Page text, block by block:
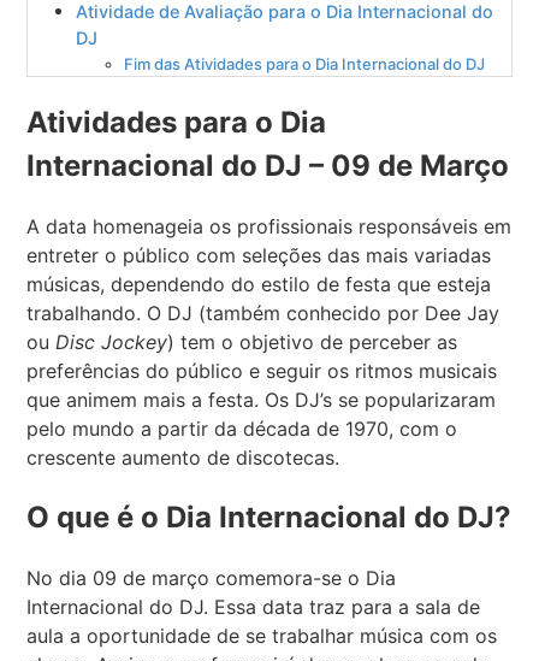
Atividade de Avaliação para o Dia Internacional do
DJ
Fim das Atividades para o Dia Internacional do DJ
Atividades para o Dia
Internacional do DJ – 09 de Março
A data homenageia os profissionais responsáveis em
entreter o público com seleções das mais variadas
músicas, dependendo do estilo de festa que esteja
trabalhando. O DJ (também conhecido por Dee Jay
ouDisc Jockey) tem o objetivo de perceber as
preferências do público e seguir os ritmos musicais
que animem mais a festa. Os DJ’s se popularizaram
pelo mundo a partir da década de 1970, com o
crescente aumento de discotecas.
O que é o Dia Internacional do DJ?
No dia 09 de março comemora-se o Dia
Internacional do DJ. Essa data traz para a sala de
aula a oportunidade de se trabalhar música com os